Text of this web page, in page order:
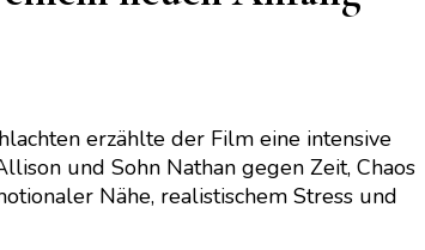
erzählte der Film eine intensive
und Sohn Nathan gegen Zeit, Chaos
Nähe, realistischem Stress und